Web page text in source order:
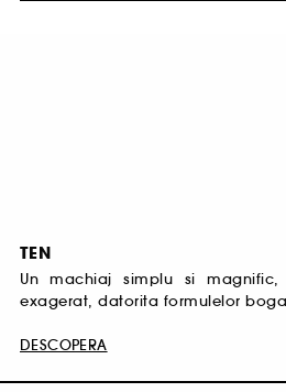
TEN
Un machiaj simplu si
exagerat, datorita formulelor
DESCOPERA